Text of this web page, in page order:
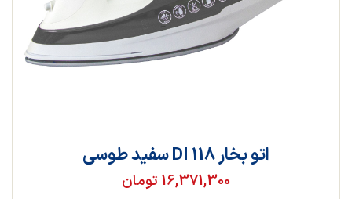
اتو بخار DI 118 سفید طوسی
16,371,300 تومان